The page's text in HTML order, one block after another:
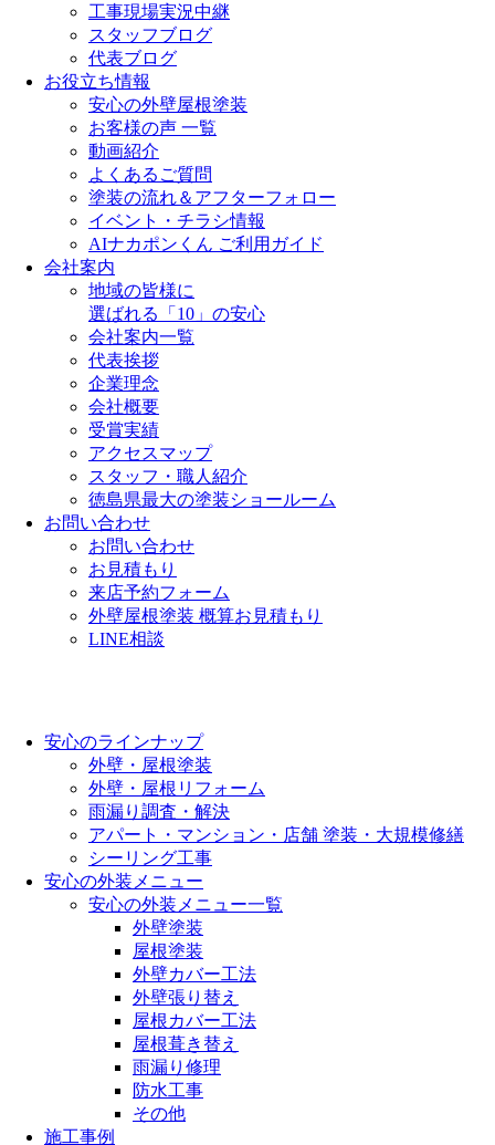
工事現場実況中継
スタッフブログ
代表ブログ
お役立ち情報
安心の外壁屋根塗装
お客様の声 一覧
動画紹介
よくあるご質問
塗装の流れ＆アフターフォロー
イベント・チラシ情報
AIナカポンくん ご利用ガイド
会社案内
地域の皆様に
選ばれる「10」の安心
会社案内一覧
代表挨拶
企業理念
会社概要
受賞実績
アクセスマップ
スタッフ・職人紹介
徳島県最大の塗装ショールーム
お問い合わせ
お問い合わせ
お見積もり
来店予約フォーム
外壁屋根塗装 概算お見積もり
LINE相談
安心のラインナップ
外壁・屋根塗装
外壁・屋根リフォーム
雨漏り調査・解決
アパート・マンション・店舗 塗装・大規模修繕
シーリング工事
安心の外装メニュー
安心の外装メニュー一覧
外壁塗装
屋根塗装
外壁カバー工法
外壁張り替え
屋根カバー工法
屋根葺き替え
雨漏り修理
防水工事
その他
施工事例